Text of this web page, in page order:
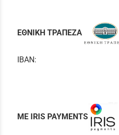
ΕΘΝΙΚΗ ΤΡΑΠΕΖΑ
IBAN:
ΜΕ IRIS PAYMENTS